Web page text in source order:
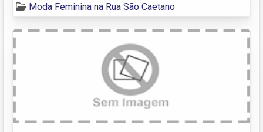
Moda Feminina na Rua São Caetano